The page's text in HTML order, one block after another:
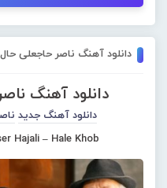
دانلود آهنگ ناصر حاجعلی
دانلود آهنگ
دانلود آهنگ جدید
Hajali – Hale Khob